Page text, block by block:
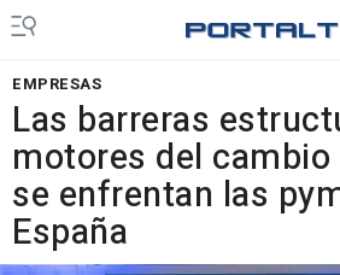
EMPRESAS
Las barreras
motores del cambio
se enfrentan las
España